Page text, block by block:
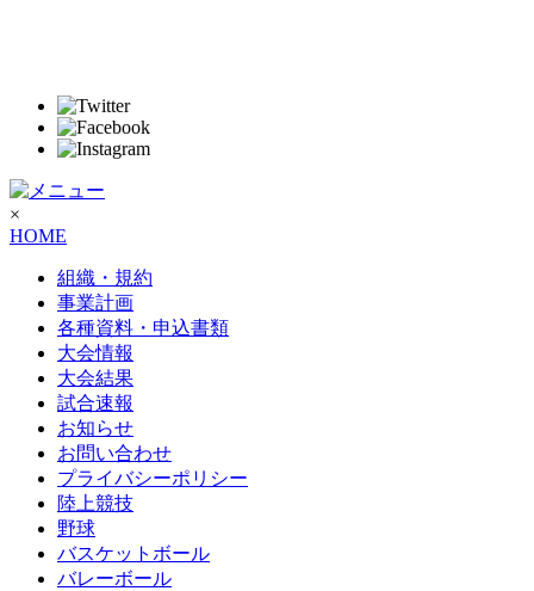
×
HOME
組織・規約
事業計画
各種資料・申込書類
大会情報
大会結果
試合速報
お知らせ
お問い合わせ
プライバシーポリシー
陸上競技
野球
バスケットボール
バレーボール